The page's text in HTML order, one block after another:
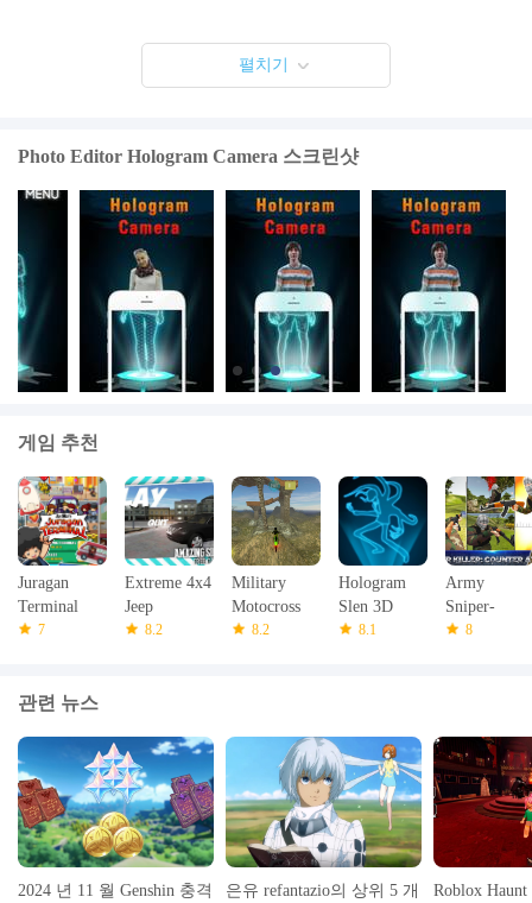
펼치기
Photo Editor Hologram Camera 스크린샷
게임 추천
Juragan
Terminal
7
Extreme 4x4
Jeep
Simulator
8.2
Military
Motocross
Simulator
8.2
Hologram
Slen 3D
Simulator
8.1
Army
Sniper-
Secret
8
관련 뉴스
2024 년 11 월 Genshin 충격 은유 refantazio의 상위 5 개 Roblox